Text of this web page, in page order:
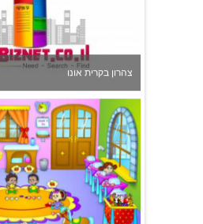
משפחתון ופעוטון ילנה במערב